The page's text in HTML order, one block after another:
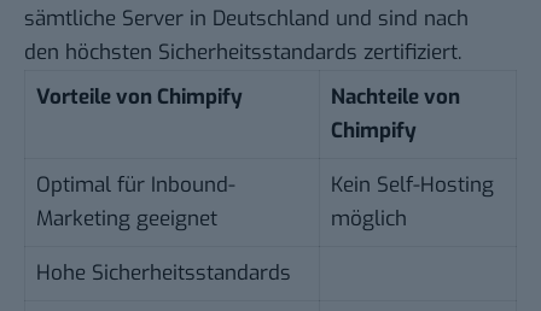
sämtliche Server in Deutschland und sind nach
den höchsten Sicherheitsstandards zertifiziert.
Vorteile von Chimpify
Nachteile von
Chimpify
Optimal für Inbound-
Marketing geeignet
Kein Self-Hosting
möglich
Hohe Sicherheitsstandards